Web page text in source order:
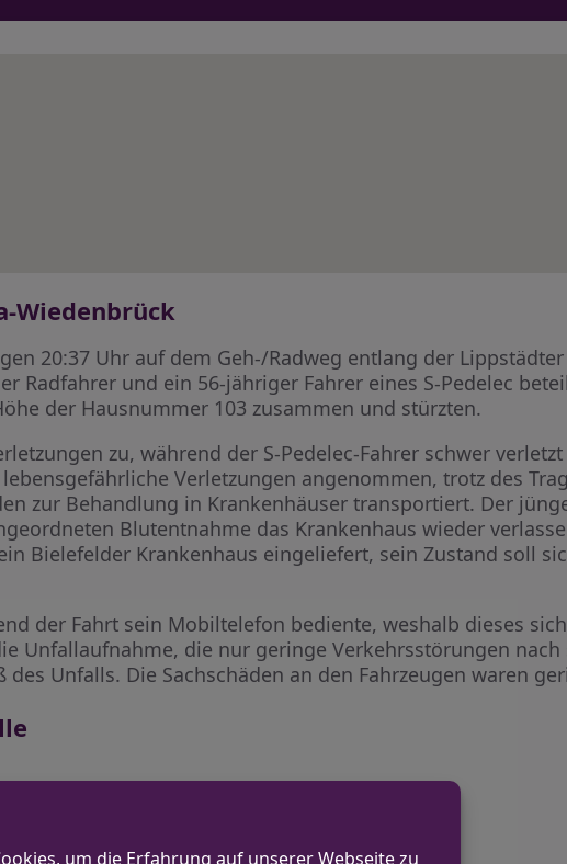
Wiedenbrück
20:37 Uhr auf dem Geh-/Radweg entlang der Lippstädter
Radfahrer und ein 56-jähriger Fahrer eines S-Pedelec
der Hausnummer 103 zusammen und stürzten.
zu, während der S-Pedelec-Fahrer schwer
Verletzungen angenommen, trotz des
zur Behandlung in Krankenhäuser transportiert. Der
Blutentnahme das Krankenhaus wieder
Bielefelder Krankenhaus eingeliefert, sein Zustand soll
der Fahrt sein Mobiltelefon bediente, weshalb dieses
Unfallaufnahme, die nur geringe Verkehrsstörungen nach
Unfalls. Die Sachschäden an den Fahrzeugen waren